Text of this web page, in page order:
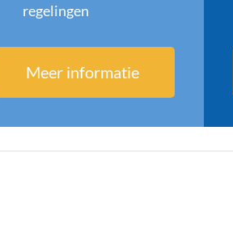
regelingen
Meer informatie